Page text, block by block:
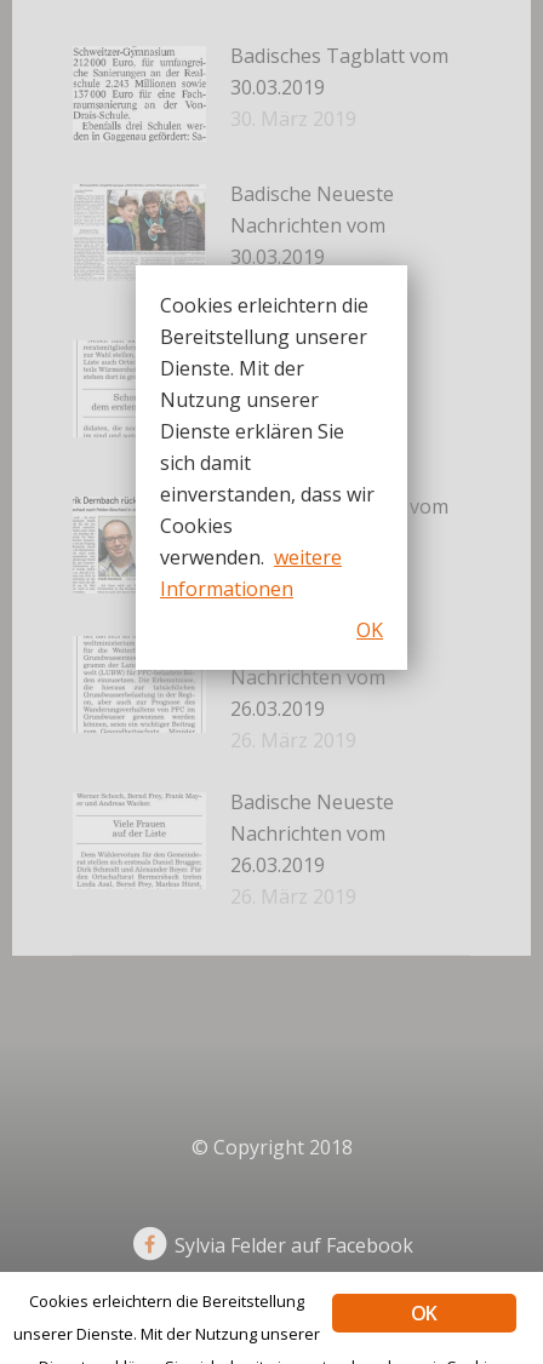
Badisches Tagblatt vom
30.03.2019
30. März 2019
Badische Neueste
Nachrichten vom
30.03.2019
Badische Neueste
Nachrichten vom
27.03.2019
27. März 2019
Badisches Tagblatt vom
27.03.2019
27. März 2019
Badische Neueste
Nachrichten vom
26.03.2019
26. März 2019
Badische Neueste
Nachrichten vom
26.03.2019
26. März 2019
© Copyright 2018
Sylvia Felder auf Facebook
Impressum Datenschutz
OK
Cookies erleichtern die Bereitstellung
unserer Dienste. Mit der Nutzung unserer
Cookies erleichtern die
Bereitstellung unserer
Dienste. Mit der
Nutzung unserer
Dienste erklären Sie
sich damit
einverstanden, dass wir
Cookies
verwenden. weitere
Informationen
OK